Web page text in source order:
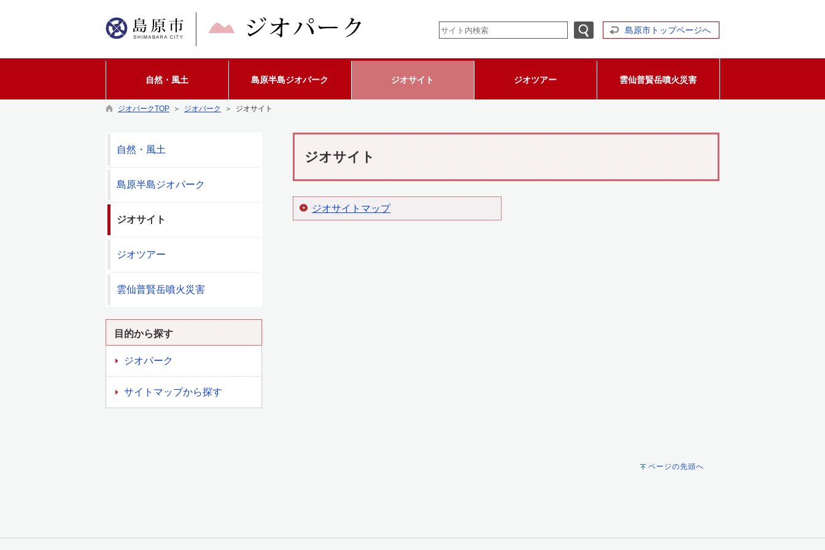
島原市トップページへ
自然・風土 島原半島ジオパーク ジオサイト ジオツアー 雲仙普賢岳噴火災害
ジオパークTOP ＞ ジオパーク ＞ ジオサイト
ジオサイト
ジオサイトマップ
自然・風土
島原半島ジオパーク
ジオサイト
ジオツアー
雲仙普賢岳噴火災害
目的から探す
ジオパーク
サイトマップから探す
ページの先頭へ